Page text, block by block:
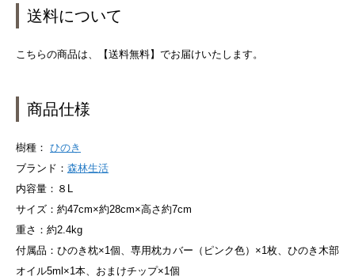
送料について
こちらの商品は、【送料無料】でお届けいたします。
商品仕様
樹種： ひのき
ブランド： 森林生活
内容量：８L
サイズ：約47cm×約28cm×高さ約7cm
重さ：約2.4kg
付属品：ひのき枕×1個、専用枕カバー（ピンク色）×1枚、ひのき木部
オイル5ml×1本、おまけチップ×1個